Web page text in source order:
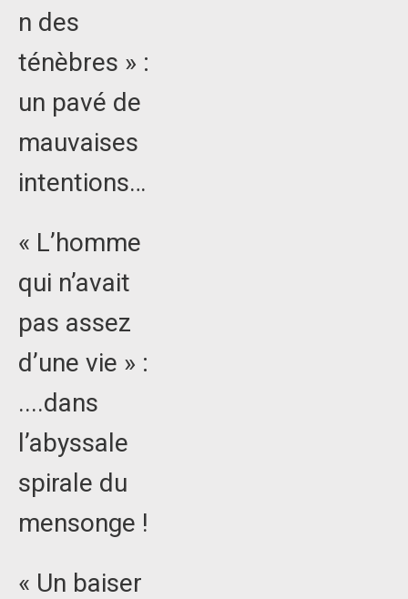
n des
ténèbres » :
un pavé de
mauvaises
intentions…
« L’homme
qui n’avait
pas assez
d’une vie » :
....dans
l’abyssale
spirale du
mensonge !
« Un baiser